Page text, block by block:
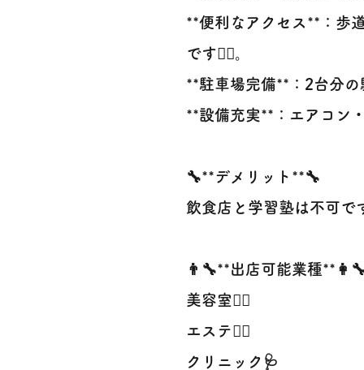
**便利なアクセス**：歩
です🚶‍♂️。
**駐車場完備**：2台分
**設備充実**：エアコン
🔧**デメリット**🔧
飲食店と学習塾は不可で
👨‍🔧**出店可能業種
美容室💇‍♀️
エステ💆‍♂️
クリニック🩺